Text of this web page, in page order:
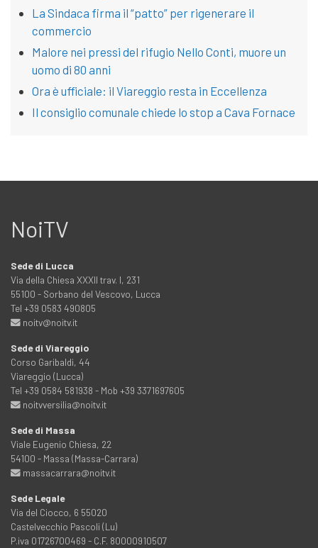
La Sindaca firma il “patto” per rigenerare il
commercio
Malore nei pressi del rifugio Nello Conti, muore un
uomo di 80 anni
Ora è ufficiale: il Viareggio resta in Eccellenza
Il consiglio comunale chiede lo stop a Cava Fornace
NoiTV
Sede di Lucca
Via della Chiesa XXXII trav. I, 231
55100 - Sorbano del Vescovo, Lucca
Tel +39 0583 490805
noitv@noitv.it
Sede di Viareggio
Corso Garibaldi, 44
Viareggio (Lucca)
Tel +39 0584 581938 - Mob +39 3371697605
noitvversilia@noitv.it
Sede di Massa
Viale Eugenio Chiesa, 22
54100 - Massa (Massa-Carrara)
massacarrara@noitv.it
Sede Legale
Via del Ciocco, 6 55020
Castelvecchio Pascoli (Lu)
P.iva 01726700469 - C.F. 80000910507